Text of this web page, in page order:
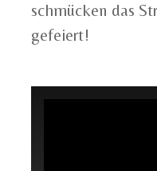
schmücken das
gefeiert!